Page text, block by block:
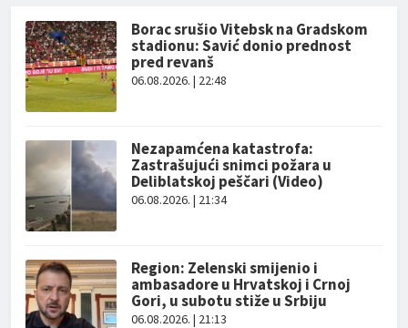
Borac srušio Vitebsk na Gradskom
stadionu: Savić donio prednost
pred revanš
06.08.2026. | 22:48
Nezapamćena katastrofa:
Zastrašujući snimci požara u
Deliblatskoj peščari (Video)
06.08.2026. | 21:34
Region: Zelenski smijenio i
ambasadore u Hrvatskoj i Crnoj
Gori, u subotu stiže u Srbiju
06.08.2026. | 21:13